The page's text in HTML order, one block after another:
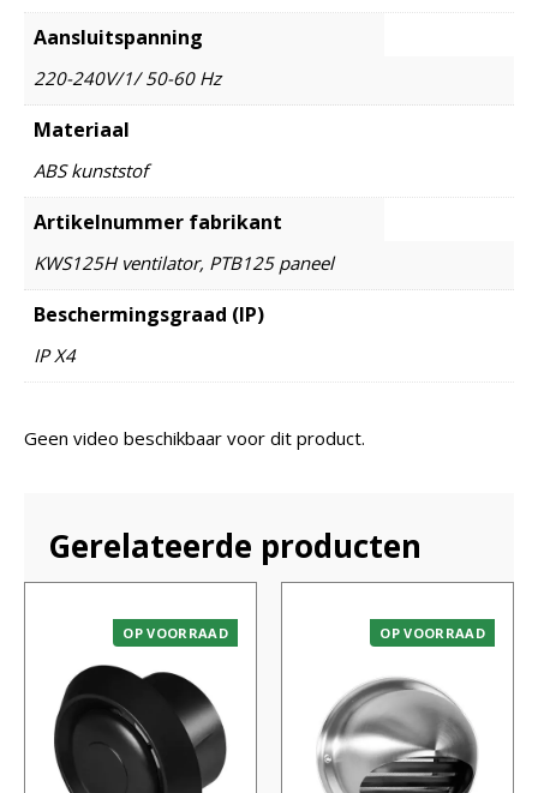
Aansluitspanning
220-240V/1/ 50-60 Hz
Materiaal
ABS kunststof
Artikelnummer fabrikant
KWS125H ventilator, PTB125 paneel
Beschermingsgraad (IP)
IP X4
Geen video beschikbaar voor dit product.
Gerelateerde producten
OP VOORRAAD OP VOORRAAD